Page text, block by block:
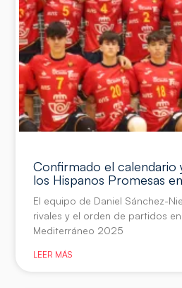
Confirmado el calendario
los Hispanos Promesas
El equipo de Daniel Sánchez-
rivales y el orden de partidos
Mediterráneo 2025
LEER MÁS